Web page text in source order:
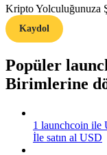
Kazan
Kripto Yolculuğunuza
Kaydol
Popüler
Birimlerine
1 launchcoin ile
İle satın al USD